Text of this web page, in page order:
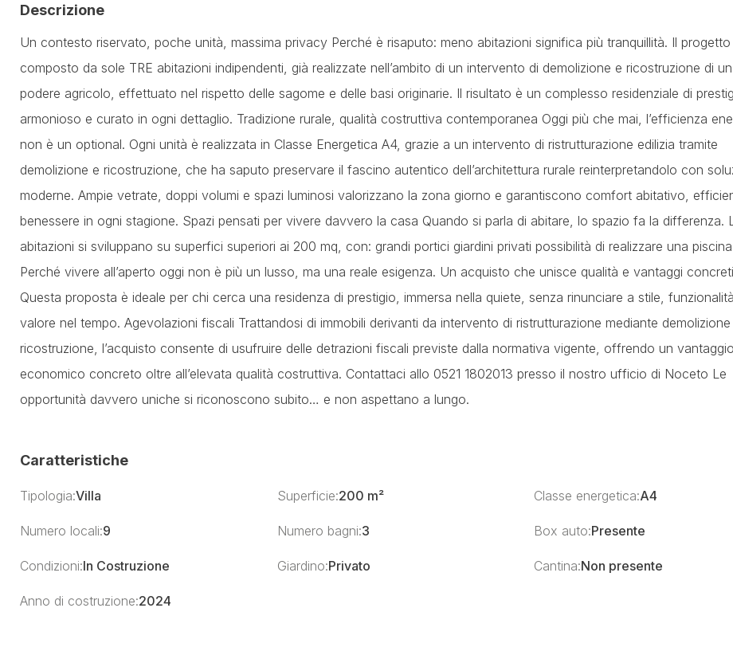
Descrizione
Un contesto riservato, poche unità, massima privacy Perché è risaputo: meno abitazioni significa più tranquillità. Il progetto
composto da sole TRE abitazioni indipendenti, già realizzate nell’ambito di un intervento di demolizione e ricostruzione di
podere agricolo, effettuato nel rispetto delle sagome e delle basi originarie. Il risultato è un complesso residenziale di
armonioso e curato in ogni dettaglio. Tradizione rurale, qualità costruttiva contemporanea Oggi più che mai, l’efficienza
non è un optional. Ogni unità è realizzata in Classe Energetica A4, grazie a un intervento di ristrutturazione edilizia tramite
demolizione e ricostruzione, che ha saputo preservare il fascino autentico dell’architettura rurale reinterpretandolo con
moderne. Ampie vetrate, doppi volumi e spazi luminosi valorizzano la zona giorno e garantiscono comfort abitativo,
benessere in ogni stagione. Spazi pensati per vivere davvero la casa Quando si parla di abitare, lo spazio fa la differenza.
abitazioni si sviluppano su superfici superiori ai 200 mq, con: grandi portici giardini privati possibilità di realizzare una piscina
Perché vivere all’aperto oggi non è più un lusso, ma una reale esigenza. Un acquisto che unisce qualità e vantaggi concreti
Questa proposta è ideale per chi cerca una residenza di prestigio, immersa nella quiete, senza rinunciare a stile,
valore nel tempo. Agevolazioni fiscali Trattandosi di immobili derivanti da intervento di ristrutturazione mediante demolizione
ricostruzione, l’acquisto consente di usufruire delle detrazioni fiscali previste dalla normativa vigente, offrendo un vantaggio
economico concreto oltre all’elevata qualità costruttiva. Contattaci allo 0521 1802013 presso il nostro ufficio di Noceto Le
opportunità davvero uniche si riconoscono subito… e non aspettano a lungo.
Caratteristiche
Tipologia:Villa Superficie:200 m² Classe energetica:A4
Numero locali:9 Numero bagni:3 Box auto:Presente
Condizioni:In Costruzione Giardino:Privato Cantina:Non presente
Anno di costruzione:2024